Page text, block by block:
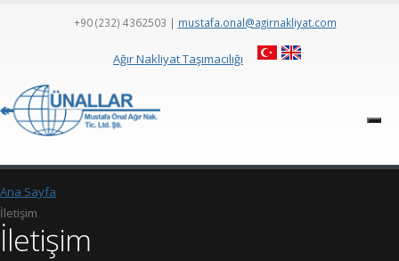
+90 (232) 4362503 | mustafa.onal@agirnakliyat.com
Ağır Nakliyat Taşımacılığı
Ana Sayfa
İletişim
İletişim